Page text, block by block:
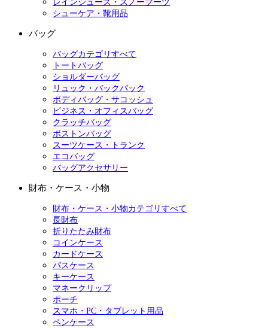
レインシューズ・スノーブーツ
シューケア・靴用品
バッグ
バッグカテゴリすべて
トートバッグ
ショルダーバッグ
リュック・バックパック
ボディバッグ・サコッシュ
ビジネス・オフィスバッグ
クラッチバッグ
ボストンバッグ
スーツケース・トランク
エコバッグ
バッグアクセサリー
財布・ケース・小物
財布・ケース・小物カテゴリすべて
長財布
折りたたみ財布
コインケース
カードケース
パスケース
キーケース
マネークリップ
ポーチ
スマホ・PC・タブレット用品
ペンケース